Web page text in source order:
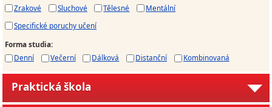
Zrakové
Sluchové Tělesné
Mentální
Specifické poruchy učení
Forma studia:
Denní
Večerní Dálková Distanční Kombinovaná
Praktická škola